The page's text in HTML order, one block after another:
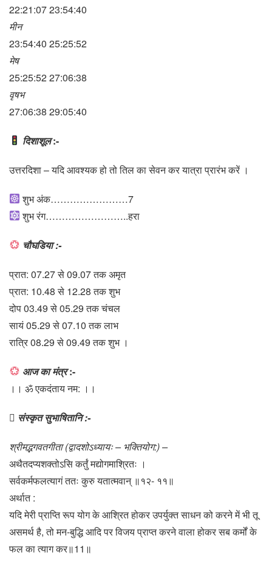
22:21:07 23:54:40
मीन
23:54:40 25:25:52
मेष
25:25:52 27:06:38
वृषभ
27:06:38 29:05:40
दिशाशूल:-
उत्तरदिशा – यदि आवश्यक हो तो तिल का सेवन कर यात्रा प्रारंभ करें ।
शुभ अंक……………………7
शुभ रंग……………………..हरा
चौघडिया :-
प्रात: 07.27 से 09.07 तक अमृत
प्रात: 10.48 से 12.28 तक शुभ
दोप 03.49 से 05.29 तक चंचल
सायं 05.29 से 07.10 तक लाभ
रात्रि 08.29 से 09.49 तक शुभ ।
आज का मंत्र:-
।। ॐ एकदंताय नम: ।।
 संस्कृत सुभाषितानि :-
श्रीमद्भगवतगीता (द्वादशोऽध्यायः – भक्तियोग:) –
अथैतदप्यशक्तोऽसि कर्तुं मद्योगमाश्रितः ।
सर्वकर्मफलत्यागं ततः कुरु यतात्मवान् ॥१२- ११॥
अर्थात :
यदि मेरी प्राप्ति रूप योग के आश्रित होकर उपर्युक्त साधन को करने में भी तू
असमर्थ है, तो मन-बुद्धि आदि पर विजय प्राप्त करने वाला होकर सब कर्मों के
फल का त्याग कर॥11॥